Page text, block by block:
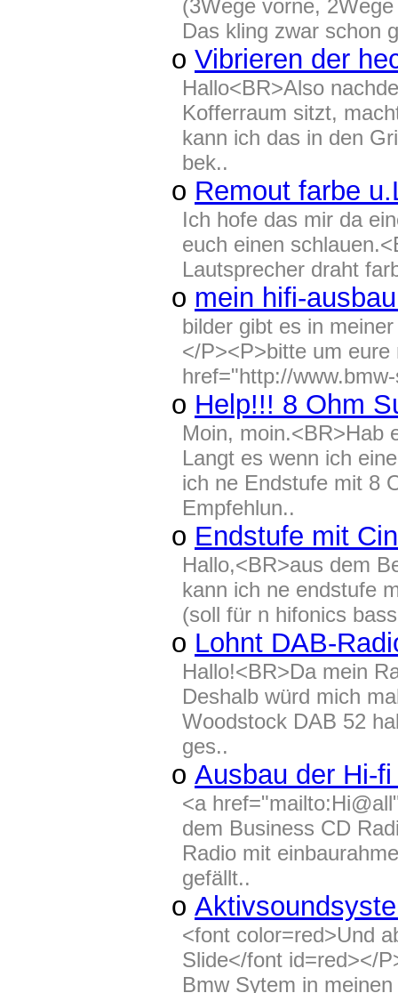
(3Wege vorne,
Das kling zwar schon
o Vibrieren der
Hallo<BR>Also
Kofferraum sitzt,
kann ich das in den
bek..
o Remout farbe
Ich hofe das mir da
euch einen
Lautsprecher draht
o mein hifi-
bilder gibt es in
</P><P>bitte um
href="http://
o Help!!! 8 Ohm
Moin, moin.<BR>Hab
Langt es wenn ich
ich ne Endstufe mit 8
Empfehlun..
o Endstufe mit
Hallo,<BR>aus dem
kann ich ne endstufe
(soll für n hifonics
o Lohnt DAB-
Hallo!<BR>Da mein
Deshalb würd mich
Woodstock DAB 52
ges..
o Ausbau der Hi-
<a
dem Business CD
Radio mit
gefällt..
o
<font color=red>Und
Slide</font id=red></
Bmw Sytem in